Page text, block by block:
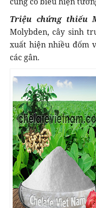
Triệu chứng thiếu
Molybden, cây sinh
xuất hiện nhiều đốm
các gân.